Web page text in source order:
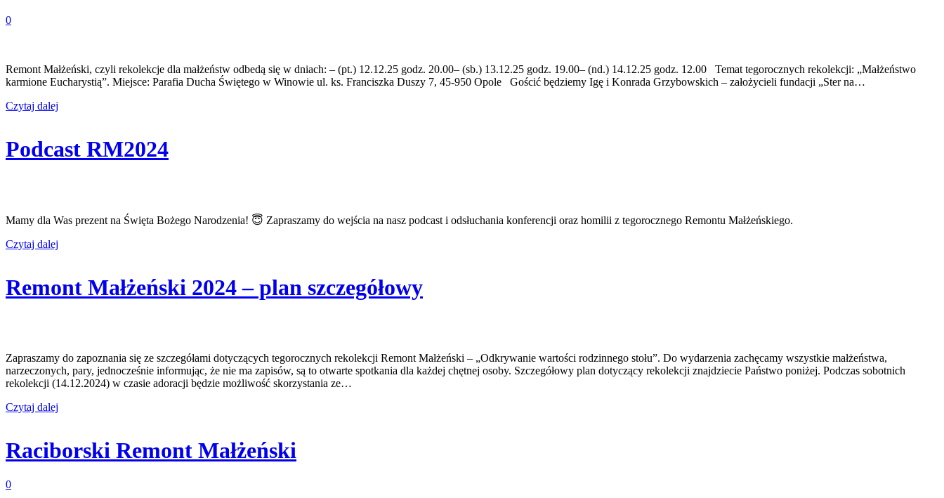
0
Remont Małżeński, czyli rekolekcje dla małżeństw odbedą się w dniach: – (pt.) 12.12.25 godz. 20.00– (sb.) 13.12.25 godz. 19.00– (nd.) 14.12.25 godz. 12.00 Temat tegorocznych rekolekcji: „Małżeństwo
karmione Eucharystią”. Miejsce: Parafia Ducha Świętego w Winowie ul. ks. Franciszka Duszy 7, 45-950 Opole Gościć będziemy Igę i Konrada Grzybowskich – założycieli fundacji „Ster na…
Czytaj dalej
Podcast RM2024
Mamy dla Was prezent na Święta Bożego Narodzenia! 😇 Zapraszamy do wejścia na nasz podcast i odsłuchania konferencji oraz homilii z tegorocznego Remontu Małżeńskiego.
Czytaj dalej
Remont Małżeński 2024 – plan szczegółowy
Zapraszamy do zapoznania się ze szczegółami dotyczących tegorocznych rekolekcji Remont Małżeński – „Odkrywanie wartości rodzinnego stołu”. Do wydarzenia zachęcamy wszystkie małżeństwa,
narzeczonych, pary, jednocześnie informując, że nie ma zapisów, są to otwarte spotkania dla każdej chętnej osoby. Szczegółowy plan dotyczący rekolekcji znajdziecie Państwo poniżej. Podczas sobotnich
rekolekcji (14.12.2024) w czasie adoracji będzie możliwość skorzystania ze…
Czytaj dalej
Raciborski Remont Małżeński
0